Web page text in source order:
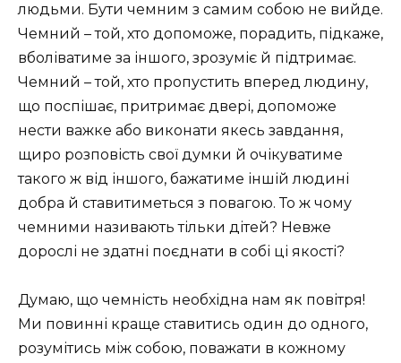
людьми. Бути чемним з самим собою не вийде.
Чемний – той, хто допоможе, порадить, підкаже,
вболіватиме за іншого, зрозуміє й підтримає.
Чемний – той, хто пропустить вперед людину,
що поспішає, притримає двері, допоможе
нести важке або виконати якесь завдання,
щиро розповість свої думки й очікуватиме
такого ж від іншого, бажатиме іншій людині
добра й ставитиметься з повагою. То ж чому
чемними називають тільки дітей? Невже
дорослі не здатні поєднати в собі ці якості?
Думаю, що чемність необхідна нам як повітря!
Ми повинні краще ставитись один до одного,
розумітись між собою, поважати в кожному